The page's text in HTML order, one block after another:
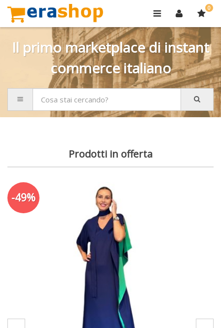
0
Il primo marketplace di instant
commerce italiano
Prodotti in offerta
-49%